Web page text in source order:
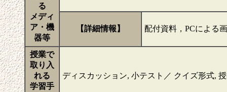
る
メディ
ア・機
器等
【詳細情報】 配付資料，PCによる
授業で
取り入
れる
学習手
ディスカッション, 小テスト／ クイズ形式,